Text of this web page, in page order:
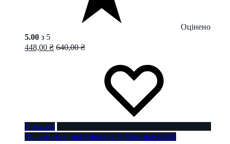
Оцінено
5.00 з 5
448,00 ₴ 640,00₴
У кошик
Додати до списку бажань Adding to wishlist